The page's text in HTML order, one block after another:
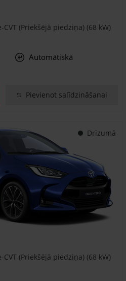
(Priekšējā piedziņa) (68 kW)
Automātiskā
Pievienot salīdzināšanai
Drīzumā
(Priekšējā piedziņa) (68 kW)